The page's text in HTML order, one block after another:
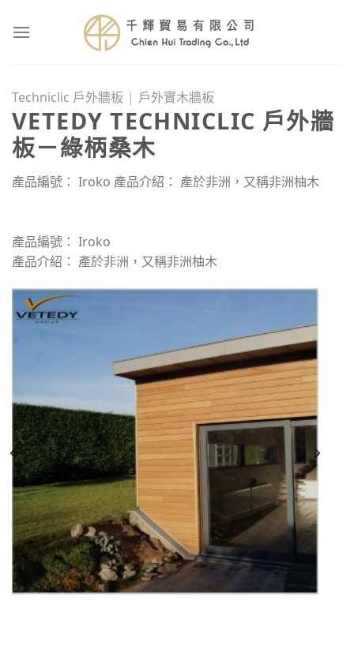
Techniclic 戶外牆板 | 戶外實木牆板
VETEDY TECHNICLIC 戶外牆
板－綠柄桑木
產品編號： Iroko 產品介紹： 產於非洲，又稱非洲柚木
產品編號： Iroko
產品介紹： 產於非洲，又稱非洲柚木